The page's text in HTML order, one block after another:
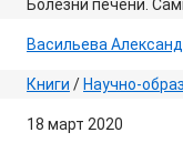
Болезни печени.
Васильева
Книги / Научно-
18 март 2020